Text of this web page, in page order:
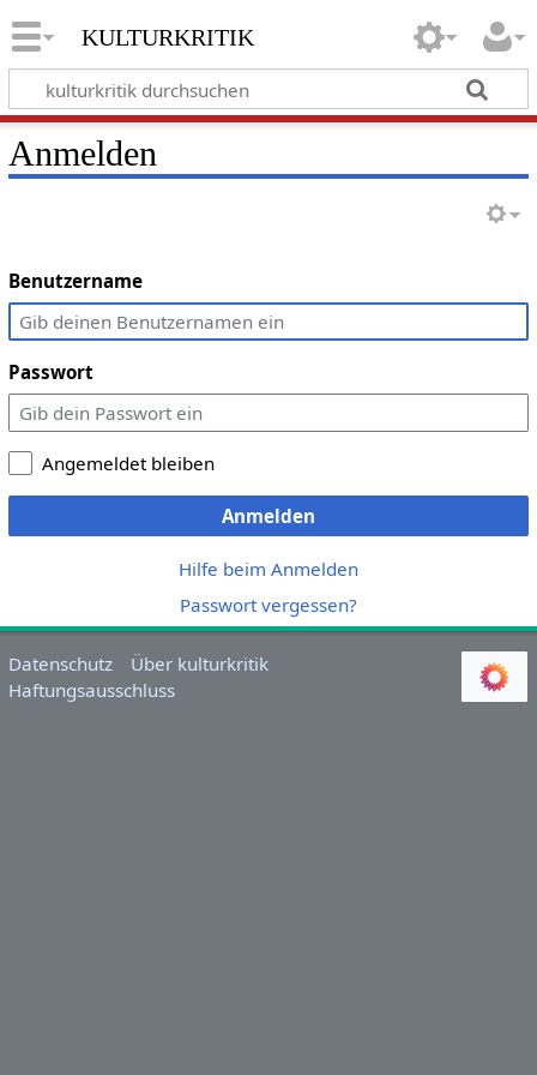
kulturkritik
Anmelden
Benutzername
Passwort
Angemeldet bleiben
Anmelden
Hilfe beim Anmelden
Passwort vergessen?
Datenschutz
Über kulturkritik
Haftungsausschluss